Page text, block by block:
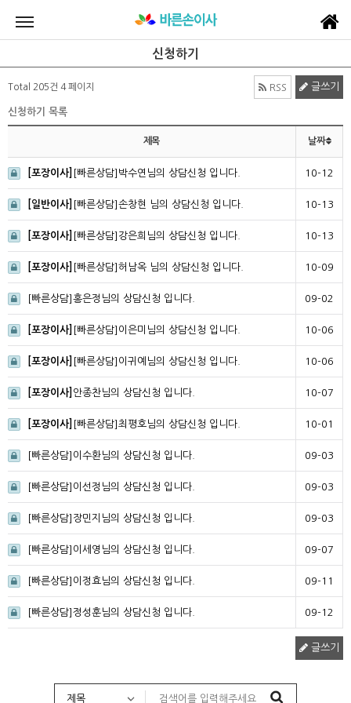
신청하기
Total 205건 4 페이지 RSS 글쓰기
신청하기 목록
제목 날짜
[포장이사] [빠른상담]박수연님의 상담신청 입니다. 10-12
[일반이사] [빠른상담]손창현 님의 상담신청 입니다. 10-13
[포장이사] [빠른상담]강은희님의 상담신청 입니다. 10-13
[포장이사] [빠른상담]허남옥 님의 상담신청 입니다. 10-09
[빠른상담]홍은정님의 상담신청 입니다. 09-02
[포장이사] [빠른상담]이은미님의 상담신청 입니다. 10-06
[포장이사] [빠른상담]이귀예님의 상담신청 입니다. 10-06
[포장이사] 안종찬님의 상담신청 입니다. 10-07
[포장이사] [빠른상담]최평호님의 상담신청 입니다. 10-01
[빠른상담]이수환님의 상담신청 입니다. 09-03
[빠른상담]이선정님의 상담신청 입니다. 09-03
[빠른상담]장민지님의 상담신청 입니다. 09-03
[빠른상담]이세영님의 상담신청 입니다. 09-07
[빠른상담]이정효님의 상담신청 입니다. 09-11
[빠른상담]정성훈님의 상담신청 입니다. 09-12
글쓰기